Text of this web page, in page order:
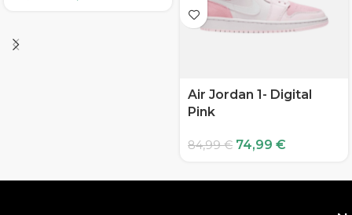
Air Jordan 1- Digital
Pink
84,99€ 74,99 €